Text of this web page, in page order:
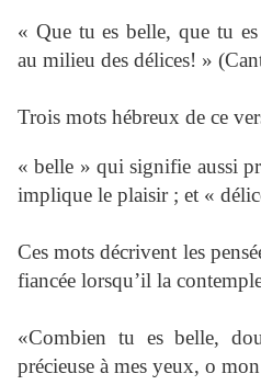
« Que tu es belle, que tu
au milieu des délices! »
Trois mots hébreux de ce
« belle » qui signifie aussi
implique le plaisir ; et «
Ces mots décrivent les
fiancée lorsqu’il la
«Combien tu es belle,
précieuse à mes yeux, o